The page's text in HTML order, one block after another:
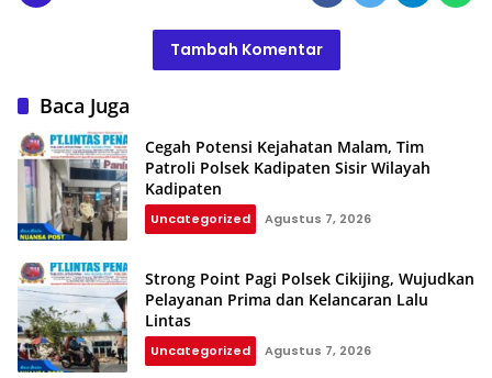
Tambah Komentar
Baca Juga
Cegah Potensi Kejahatan Malam, Tim
Patroli Polsek Kadipaten Sisir Wilayah
Kadipaten
Uncategorized Agustus 7, 2026
Strong Point Pagi Polsek Cikijing, Wujudkan
Pelayanan Prima dan Kelancaran Lalu
Lintas
Uncategorized Agustus 7, 2026